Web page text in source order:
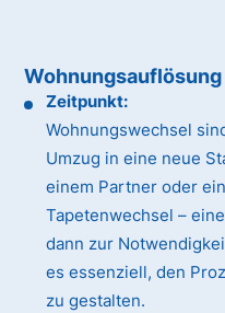
Zeitpunkt:
Wohnungswechsel
Umzug in eine neue
einem Partner oder
Tapetenwechsel –
dann zur
es essenziell, den
zu gestalten.